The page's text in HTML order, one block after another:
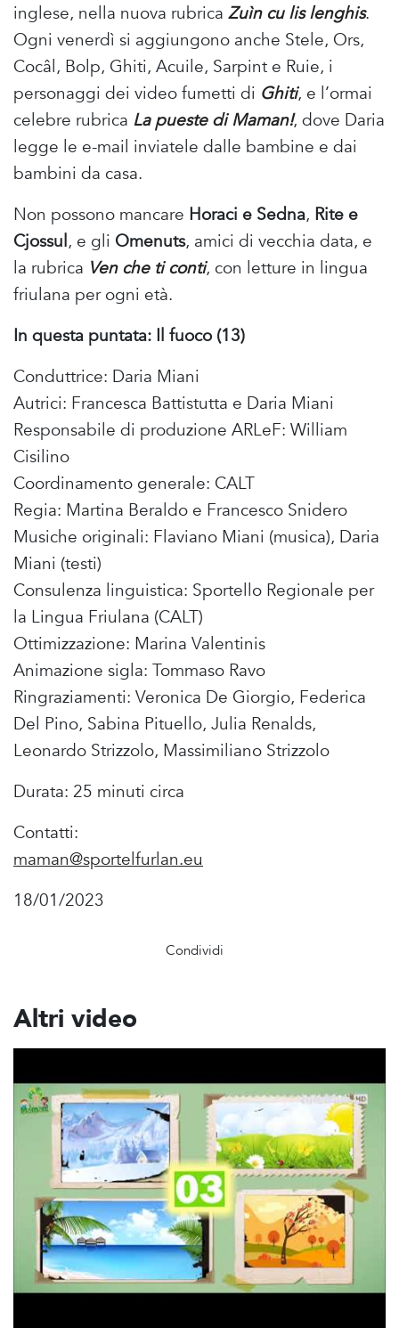
inglese, nella nuova rubrica Zuìn cu lis lenghis.
Ogni venerdì si aggiungono anche Stele, Ors,
Cocâl, Bolp, Ghiti, Acuile, Sarpint e Ruie, i
personaggi dei video fumetti di Ghiti, e l’ormai
celebre rubrica La pueste di Maman!, dove Daria
legge le e-mail inviatele dalle bambine e dai
bambini da casa.
Non possono mancare Horaci e Sedna, Rite e
Cjossul, e gli Omenuts, amici di vecchia data, e
la rubrica Ven che ti conti, con letture in lingua
friulana per ogni età.
In questa puntata: Il fuoco (13)
Conduttrice: Daria Miani
Autrici: Francesca Battistutta e Daria Miani
Responsabile di produzione ARLeF: William
Cisilino
Coordinamento generale: CALT
Regia: Martina Beraldo e Francesco Snidero
Musiche originali: Flaviano Miani (musica), Daria
Miani (testi)
Consulenza linguistica: Sportello Regionale per
la Lingua Friulana (CALT)
Ottimizzazione: Marina Valentinis
Animazione sigla: Tommaso Ravo
Ringraziamenti: Veronica De Giorgio, Federica
Del Pino, Sabina Pituello, Julia Renalds,
Leonardo Strizzolo, Massimiliano Strizzolo
Durata: 25 minuti circa
Contatti:
maman@sportelfurlan.eu
18/01/2023
Condividi
Altri video